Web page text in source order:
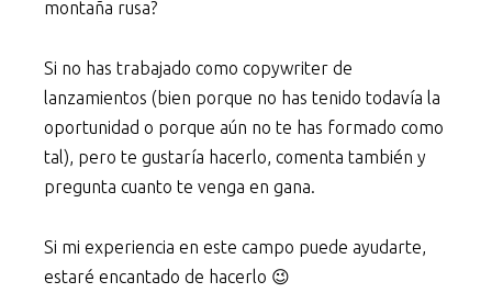
montaña rusa?
Si no has trabajado como copywriter de
lanzamientos (bien porque no has tenido todavía la
oportunidad o porque aún no te has formado como
tal), pero te gustaría hacerlo, comenta también y
pregunta cuanto te venga en gana.
Si mi experiencia en este campo puede ayudarte,
estaré encantado de hacerlo 😉